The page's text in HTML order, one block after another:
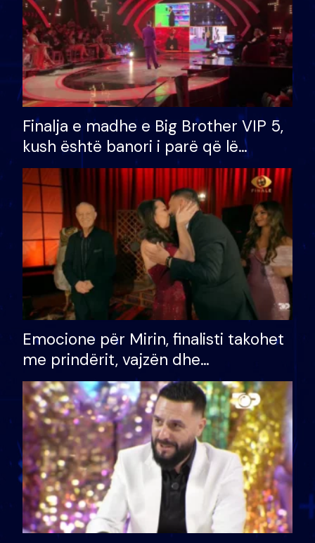
Finalja e madhe e Big Brother VIP 5,
kush është banori i parë që lë
shtëpinë dhe humb mundësinë për
të fituar çmimin e madh
Emocione për Mirin, finalisti takohet
me prindërit, vajzën dhe
bashkëshorten: S’kemi ndonjë letër
divorci apo jo?